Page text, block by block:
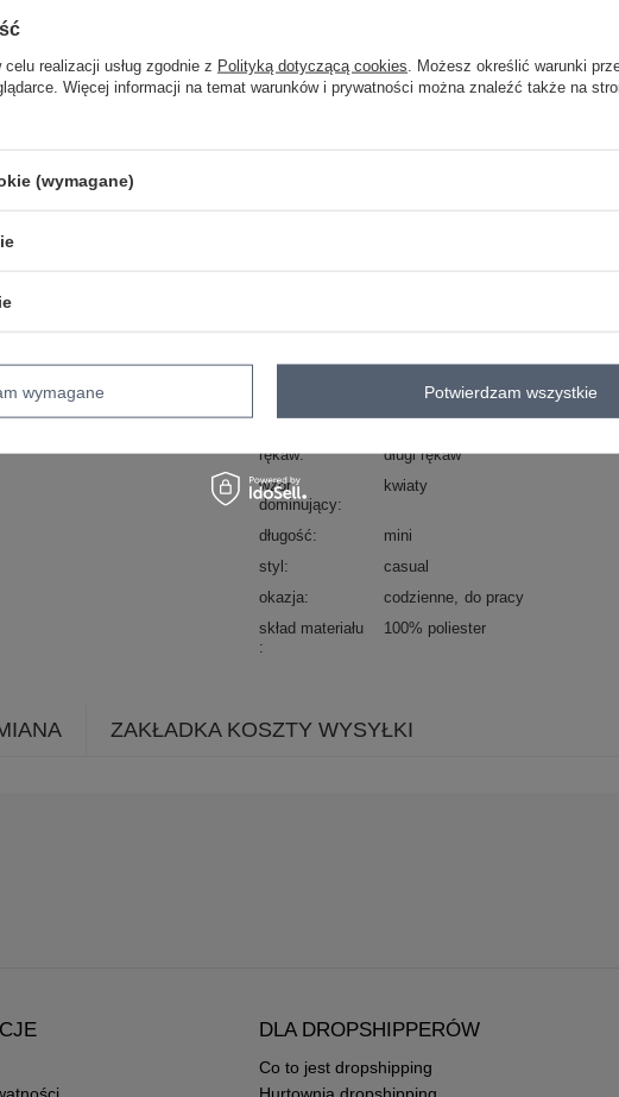
beżowy
ZALOGUJ
Kod produktu
TW-SK-BI-26329.20
OCH BELLA
dekolt
serek / dekolt V
rękaw
długi rękaw
wzór
dominujący
kwiaty
długość
mini
styl
casual
okazja
codzienne do pracy
skład materiału
100% poliester
ZAKŁADKA KOSZTY WYSYŁKI
DLA DROPSHIPPERÓW
Co to jest dropshipping
Hurtownia dropshipping
realizacji usług zgodnie z Polityką dotyczącą cookies . Możesz określić warunki
Więcej informacji na temat warunków i prywatności można znaleźć także na
(wymagane)
wymagane Potwierdzam wszystkie